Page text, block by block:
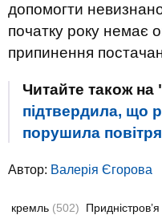
допомогти
початку року немає
припинення
Читайте також
підтвердила, що
порушила
Автор: Валерія Єгорова
кремль (502) Придністров’я